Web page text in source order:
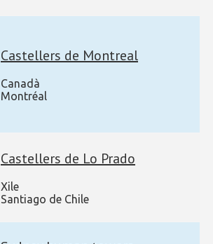
Castellers de Montreal
Canadà
Montréal
Castellers de Lo Prado
Xile
Santiago de Chile